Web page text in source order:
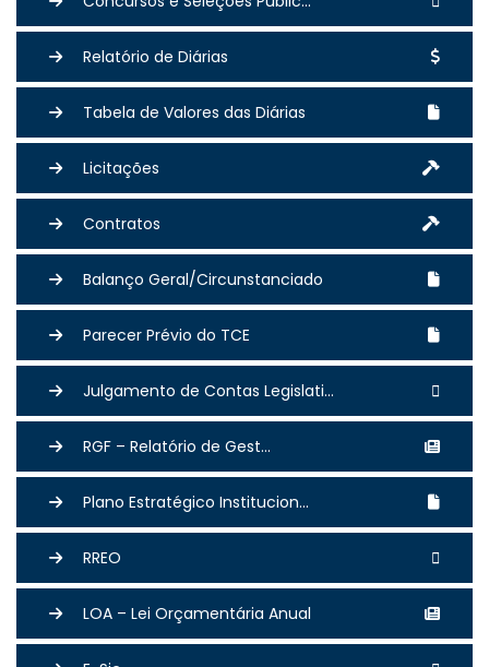
Relatório de Diárias
Tabela de Valores das Diárias
Licitações
Contratos
Balanço Geral/Circunstanciado
Parecer Prévio do TCE
Julgamento de Contas Legislati...
RGF – Relatório de Gest...
Plano Estratégico Institucion...
RREO
LOA – Lei Orçamentária Anual